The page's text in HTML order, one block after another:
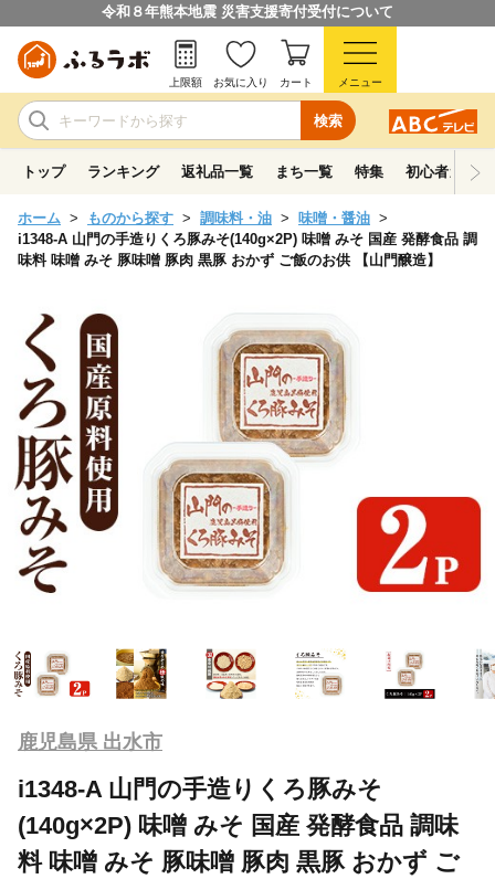
令和８年熊本地震 災害支援寄付受付について
検索
上限額 お気に入り カート メニュー
トップ ランキング 返礼品一覧 まち一覧 特集 初心者ガイド
ホーム ものから探す 調味料・油
味噌・醤油
i1348-A 山門の手造りくろ豚みそ(140g×2P) 味噌 みそ 国産 発酵食品 調
味料 味噌 みそ 豚味噌 豚肉 黒豚 おかず ご飯のお供 【山門醸造】
鹿児島県 出水市
i1348-A 山門の手造りくろ豚みそ
(140g×2P) 味噌 みそ 国産 発酵食品 調味
料 味噌 みそ 豚味噌 豚肉 黒豚 おかず ご